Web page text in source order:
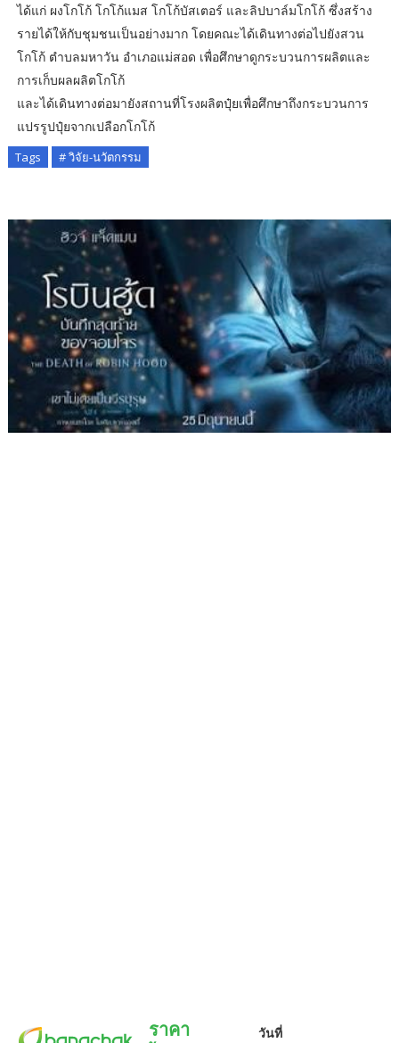
ได้แก่ ผงโกโก้ โกโก้แมส โกโก้บัสเตอร์ และลิปบาล์มโกโก้ ซึ่งสร้าง
รายได้ให้กับชุมชนเป็นอย่างมาก โดยคณะได้เดินทางต่อไปยังสวน
โกโก้ ตำบลมหาวัน อำเภอแม่สอด เพื่อศึกษาดูกระบวนการผลิตและ
การเก็บผลผลิตโกโก้
และได้เดินทางต่อมายังสถานที่โรงผลิตปุ๋ยเพื่อศึกษาถึงกระบวนการ
แปรรูปปุ๋ยจากเปลือกโกโก้
Tags # วิจัย-นวัตกรรม